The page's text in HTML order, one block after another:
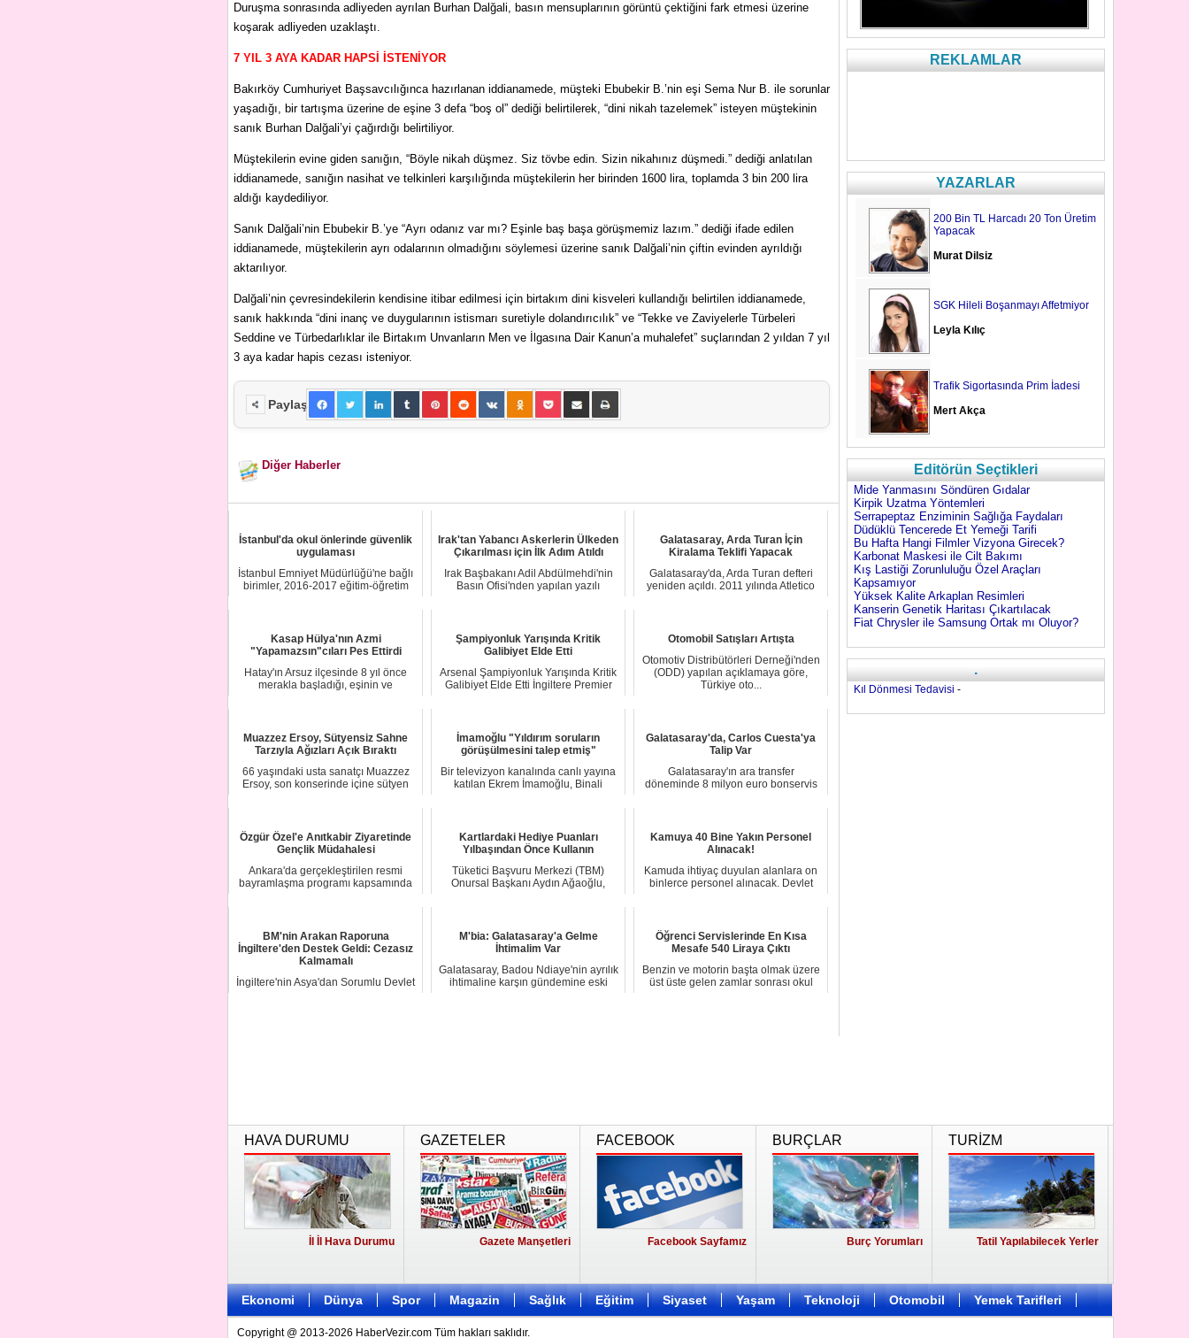
Duruşma sonrasında adliyeden ayrılan Burhan Dalğali, basın mensuplarının görüntü çektiğini fark etmesi üzerine
koşarak adliyeden uzaklaştı.
7 YIL 3 AYA KADAR HAPSİ İSTENİYOR
Bakırköy Cumhuriyet Başsavcılığınca hazırlanan iddianamede, müşteki Ebubekir B.’nin eşi Sema Nur B. ile sorunlar
yaşadığı, bir tartışma üzerine de eşine 3 defa “boş ol” dediği belirtilerek, “dini nikah tazelemek” isteyen müştekinin
sanık Burhan Dalğali’yi çağırdığı belirtiliyor.
Müştekilerin evine giden sanığın, “Böyle nikah düşmez. Siz tövbe edin. Sizin nikahınız düşmedi.” dediği anlatılan
iddianamede, sanığın nasihat ve telkinleri karşılığında müştekilerin her birinden 1600 lira, toplamda 3 bin 200 lira
aldığı kaydediliyor.
Sanık Dalğali’nin Ebubekir B.’ye “Ayrı odanız var mı? Eşinle baş başa görüşmemiz lazım.” dediği ifade edilen
iddianamede, müştekilerin ayrı odalarının olmadığını söylemesi üzerine sanık Dalğali’nin çiftin evinden ayrıldığı
aktarılıyor.
Dalğali’nin çevresindekilerin kendisine itibar edilmesi için birtakım dini kisveleri kullandığı belirtilen iddianamede,
sanık hakkında “dini inanç ve duygularının istismarı suretiyle dolandırıcılık” ve “Tekke ve Zaviyelerle Türbeleri
Seddine ve Türbedarlıklar ile Birtakım Unvanların Men ve İlgasına Dair Kanun’a muhalefet” suçlarından 2 yıldan 7 yıl
3 aya kadar hapis cezası isteniyor.
Paylaş
Diğer Haberler
İstanbul'da okul önlerinde güvenlik
uygulaması
İstanbul Emniyet Müdürlüğü'ne bağlı
birimler, 2016-2017 eğitim-öğretim
Irak'tan Yabancı Askerlerin Ülkeden
Çıkarılması için İlk Adım Atıldı
Irak Başbakanı Adil Abdülmehdi'nin
Basın Ofisi'nden yapılan yazılı
Galatasaray, Arda Turan İçin
Kiralama Teklifi Yapacak
Galatasaray'da, Arda Turan defteri
yeniden açıldı. 2011 yılında Atletico
Kasap Hülya'nın Azmi
"Yapamazsın"cıları Pes Ettirdi
Hatay'ın Arsuz ilçesinde 8 yıl önce
merakla başladığı, eşinin ve
Şampiyonluk Yarışında Kritik
Galibiyet Elde Etti
Arsenal Şampiyonluk Yarışında Kritik
Galibiyet Elde Etti İngiltere Premier
Otomobil Satışları Artışta
Otomotiv Distribütörleri Derneği'nden
(ODD) yapılan açıklamaya göre,
Türkiye oto...
Muazzez Ersoy, Sütyensiz Sahne
Tarzıyla Ağızları Açık Bıraktı
66 yaşındaki usta sanatçı Muazzez
Ersoy, son konserinde içine sütyen
İmamoğlu "Yıldırım soruların
görüşülmesini talep etmiş"
Bir televizyon kanalında canlı yayına
katılan Ekrem İmamoğlu, Binali
Galatasaray'da, Carlos Cuesta'ya
Talip Var
Galatasaray'ın ara transfer
döneminde 8 milyon euro bonservis
Özgür Özel'e Anıtkabir Ziyaretinde
Gençlik Müdahalesi
Ankara'da gerçekleştirilen resmi
bayramlaşma programı kapsamında
Kartlardaki Hediye Puanları
Yılbaşından Önce Kullanın
Tüketici Başvuru Merkezi (TBM)
Onursal Başkanı Aydın Ağaoğlu,
Kamuya 40 Bine Yakın Personel
Alınacak!
Kamuda ihtiyaç duyulan alanlara on
binlerce personel alınacak. Devlet
BM'nin Arakan Raporuna
İngiltere'den Destek Geldi: Cezasız
Kalmamalı
İngiltere'nin Asya'dan Sorumlu Devlet
M'bia: Galatasaray'a Gelme
İhtimalim Var
Galatasaray, Badou Ndiaye'nin ayrılık
ihtimaline karşın gündemine eski
Öğrenci Servislerinde En Kısa
Mesafe 540 Liraya Çıktı
Benzin ve motorin başta olmak üzere
üst üste gelen zamlar sonrası okul
REKLAMLAR
YAZARLAR
200 Bin TL Harcadı 20 Ton Üretim
Yapacak
Murat Dilsiz
SGK Hileli Boşanmayı Affetmiyor
Leyla Kılıç
Trafik Sigortasında Prim İadesi
Mert Akça
Editörün Seçtikleri
Mide Yanmasını Söndüren Gıdalar
Kirpik Uzatma Yöntemleri
Serrapeptaz Enziminin Sağlığa Faydaları
Düdüklü Tencerede Et Yemeği Tarifi
Bu Hafta Hangi Filmler Vizyona Girecek?
Karbonat Maskesi ile Cilt Bakımı
Kış Lastiği Zorunluluğu Özel Araçları
Kapsamıyor
Yüksek Kalite Arkaplan Resimleri
Kanserin Genetik Haritası Çıkartılacak
Fiat Chrysler ile Samsung Ortak mı Oluyor?
.
Kıl Dönmesi Tedavisi -
HAVA DURUMU
İl İl Hava Durumu
GAZETELER
Gazete Manşetleri
FACEBOOK
Facebook Sayfamız
BURÇLAR
Burç Yorumları
TURİZM
Tatil Yapılabilecek Yerler
Ekonomi Dünya Spor Magazin Sağlık Eğitim Siyaset Yaşam Teknoloji Otomobil Yemek Tarifleri
Copyright @ 2013-2026 HaberVezir.com Tüm hakları saklıdır.